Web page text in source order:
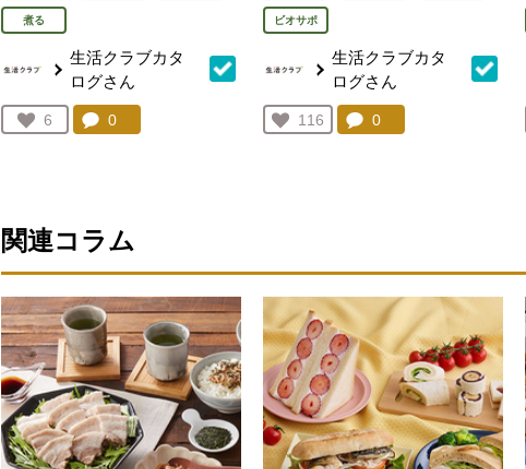
煮る
生活クラブカタ
ログさん
お気に入り登録：
6
人が登録
コメント：
0
ビオサポ
生活クラブカタ
ログさん
お気に入り登録：
116
人が登録
コメント：
0件。コメントを見る。
関連コラム